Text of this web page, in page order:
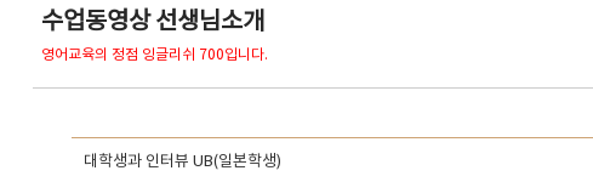
수업동영상 선생님소개
영어교육의 정점 잉글리쉬 700입니다.
대학생과 인터뷰 UB(일본학생)